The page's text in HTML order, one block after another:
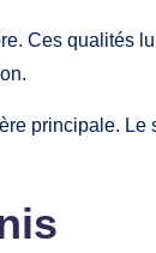
Ces qualités
principale.